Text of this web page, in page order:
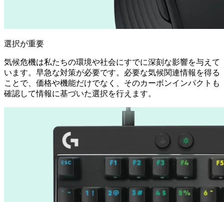
選択が重要
気候危機は私たちの環境や社会にすでに深刻な影響を与えて
います。早急な対策が必要です。必要な気候関連情報を得る
ことで、価格や機能だけでなく、そのカーボンインパクトも
確認して情報に基づいた選択を行えます。